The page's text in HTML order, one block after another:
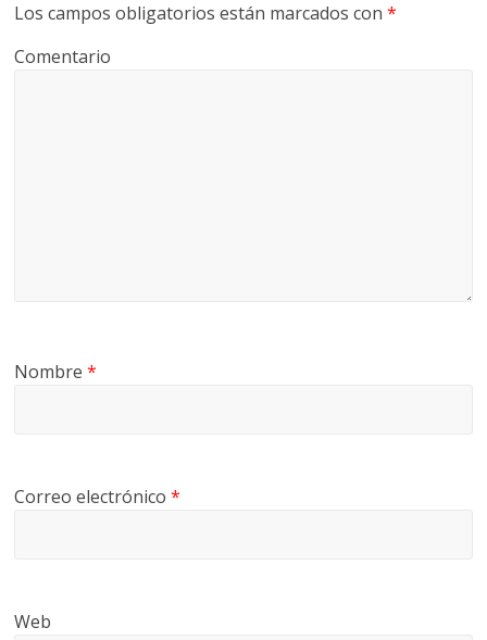
Los campos obligatorios están marcados con*
Comentario
Nombre*
Correo electrónico*
Web